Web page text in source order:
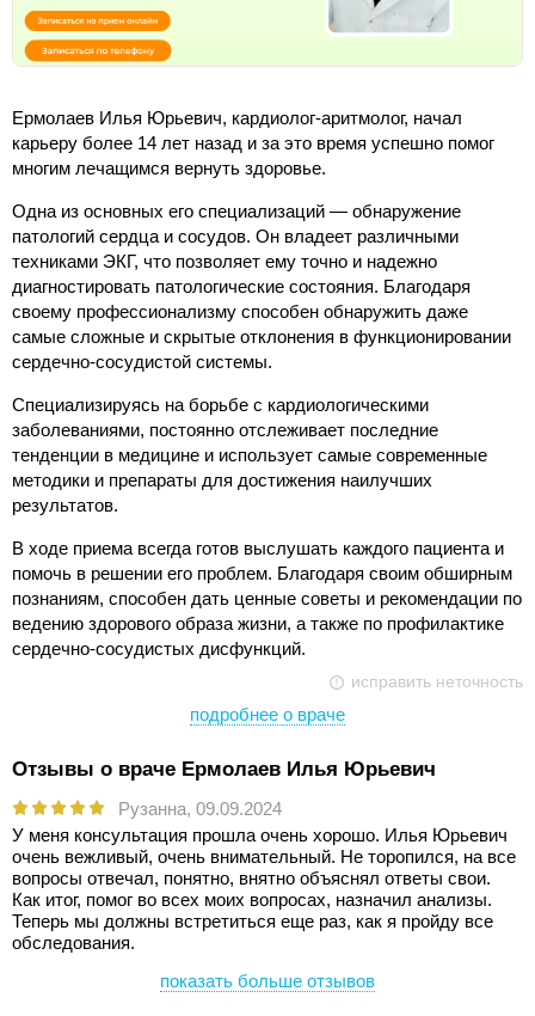
Ермолаев Илья Юрьевич, кардиолог-аритмолог, начал
карьеру более 14 лет назад и за это время успешно помог
многим лечащимся вернуть здоровье.
Одна из основных его специализаций — обнаружение
патологий сердца и сосудов. Он владеет различными
техниками ЭКГ, что позволяет ему точно и надежно
диагностировать патологические состояния. Благодаря
своему профессионализму способен обнаружить даже
самые сложные и скрытые отклонения в функционировании
сердечно-сосудистой системы.
Специализируясь на борьбе с кардиологическими
заболеваниями, постоянно отслеживает последние
тенденции в медицине и использует самые современные
методики и препараты для достижения наилучших
результатов.
В ходе приема всегда готов выслушать каждого пациента и
помочь в решении его проблем. Благодаря своим обширным
познаниям, способен дать ценные советы и рекомендации по
ведению здорового образа жизни, а также по профилактике
сердечно-сосудистых дисфункций.
исправить неточность
подробнее о враче
Отзывы о враче Ермолаев Илья Юрьевич
Рузанна, 09.09.2024
У меня консультация прошла очень хорошо. Илья Юрьевич
очень вежливый, очень внимательный. Не торопился, на все
вопросы отвечал, понятно, внятно объяснял ответы свои.
Как итог, помог во всех моих вопросах, назначил анализы.
Теперь мы должны встретиться еще раз, как я пройду все
обследования.
показать больше отзывов